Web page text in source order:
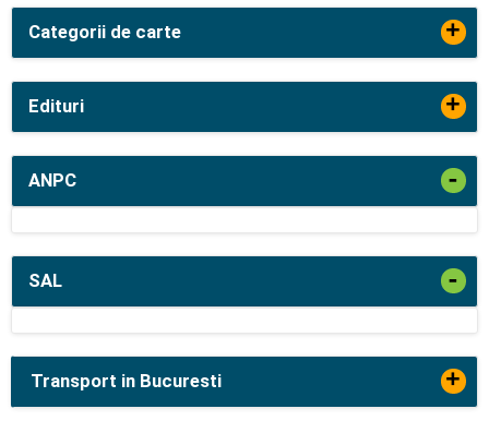
Categorii de carte +
Edituri +
ANPC -
SAL -
Transport in Bucuresti +